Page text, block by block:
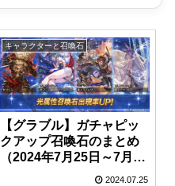
キャラクターと召喚石
【グラブル】ガチャピッ
クアップ召喚石のまとめ
（2024年7月25日～7月28
2024.07.25